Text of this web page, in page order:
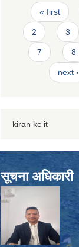
Pages
« first
2 3
7 8
next ›
kiran kc it
सूचना अधिकारी